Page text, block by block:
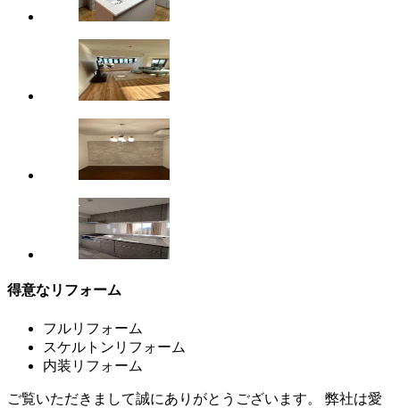
得意なリフォーム
フルリフォーム
スケルトンリフォーム
内装リフォーム
ご覧いただきまして誠にありがとうございます。 弊社は愛